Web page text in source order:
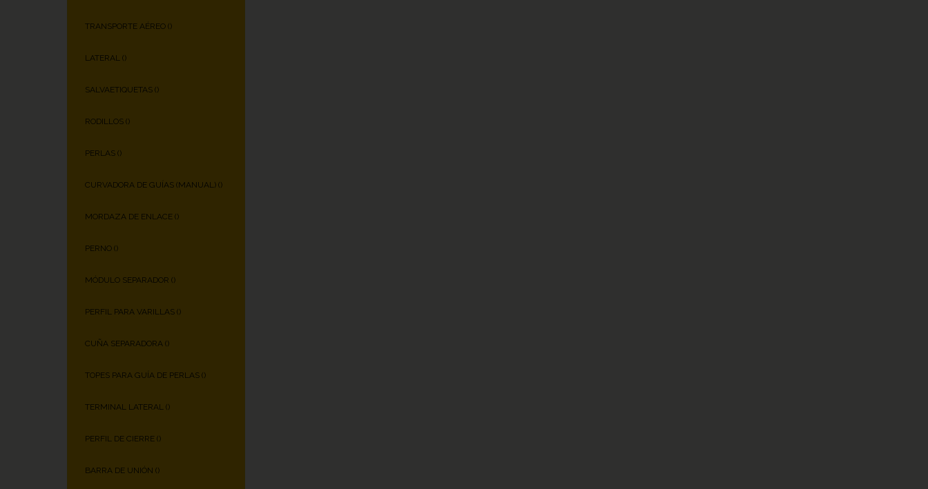
TRANSPORTE AÉREO ()
LATERAL ()
SALVAETIQUETAS ()
RODILLOS ()
PERLAS ()
CURVADORA DE GUÍAS (MANUAL) ()
MORDAZA DE ENLACE ()
PERNO ()
MÓDULO SEPARADOR ()
PERFIL PARA VARILLAS ()
CUÑA SEPARADORA ()
TOPES PARA GUÍA DE PERLAS ()
TERMINAL LATERAL ()
PERFIL DE CIERRE ()
BARRA DE UNIÓN ()